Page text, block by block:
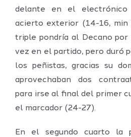
delante en el electrónico
acierto exterior (14-16, min
triple pondría al Decano
vez en el partido, pero duró
los peñistas, gracias su
aprovechaban dos
para irse al final del primer
el marcador (24-27).
En el segundo cuarto la